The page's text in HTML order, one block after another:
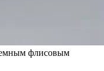
флисовым